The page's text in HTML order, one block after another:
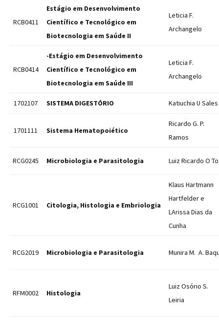
RCB0411
Estágio em Desenvolvimento
Científico e Tecnológico em
Biotecnologia em Saúde II
Leticia F.
Archangelo
RCB0414
-Estágio em Desenvolvimento
Científico e Tecnológico em
Biotecnologia em Saúde III
Leticia F.
Archangelo
1702107 SISTEMA DIGESTÓRIO Katiuchia U Sales
1701111 Sistema Hematopoiético
Ricardo G. P.
Ramos
RCG0245 Microbiologia e Parasitologia Luiz Ricardo O
RCG1001 Citologia, Histologia e Embriologia
Klaus Hartmann
Hartfelder e
LArissa Dias da
Cunha
RCG2019 Microbiologia e Parasitologia Munira M. A.
RFM0002 Histologia
Luiz Osório S.
Leiria